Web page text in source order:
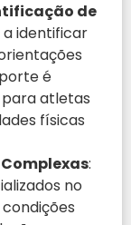
de
a identificar
é
atletas
físicas
:
no